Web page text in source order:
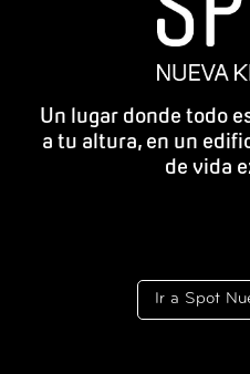
Un lugar donde todo
a tu altura, en un
de vida
Ir a Spot